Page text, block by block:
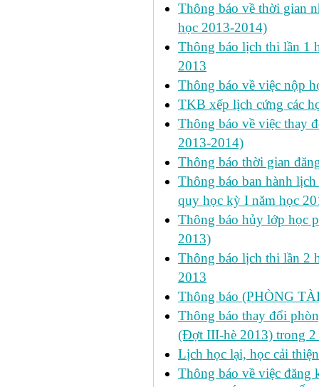
Thông báo về thời gian
học 2013-2014)
Thông báo lịch thi lần 1
2013
Thông báo về việc nộp
TKB xếp lịch cứng các
Thông báo về việc thay
2013-2014)
Thông báo thời gian
Thông báo ban hành
quy học kỳ I năm học
Thông báo hủy lớp học
2013)
Thông báo lịch thi lần 2
2013
Thông báo (PHÒNG
Thông báo thay đổi
(Đợt III-hè 2013) trong
Lịch học lại, học cải
Thông báo về việc